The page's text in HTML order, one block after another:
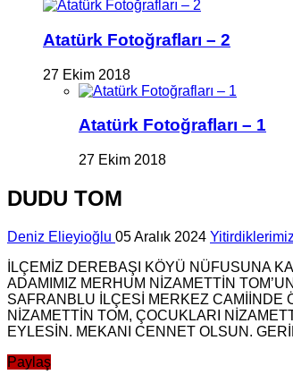
Atatürk Fotoğrafları – 2
27 Ekim 2018
Atatürk Fotoğrafları – 1
27 Ekim 2018
DUDU TOM
Deniz Elieyioğlu 05 Aralık 2024 Yitirdiklerimiz
İLÇEMİZ DEREBAŞI KÖYÜ NÜFUSUNA
ADAMIMIZ MERHUM NİZAMETTİN
SAFRANBLU İLÇESİ MERKEZ CAMİİNDE
NİZAMETTİN TOM, ÇOCUKLARI
EYLESİN. MEKANI CENNET OLSUN.
Paylaş